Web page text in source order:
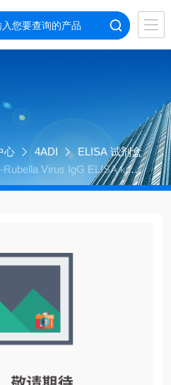
心 4ADI
ELISA 试剂盒
Virus IgG ELISA kit, 9